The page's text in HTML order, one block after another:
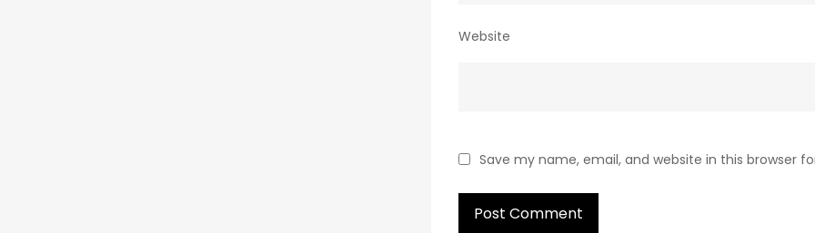
Website
Save my name, email, and website in this browser